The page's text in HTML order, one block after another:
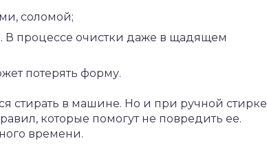
соломой;
процессе очистки даже в щадящем
потерять форму.
стирать в машине. Но и при ручной стирке
которые помогут не повредить ее.
времени.